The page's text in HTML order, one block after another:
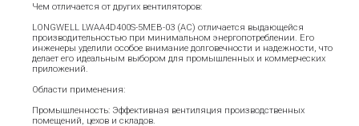
Чем отличается от других вентиляторов:
LONGWELL LWAA4D400S-5MEB-03 (AC) отличается выдающейся
производительностью при минимальном энергопотреблении. Его
инженеры уделили особое внимание долговечности и надежности, что
делает его идеальным выбором для промышленных и коммерческих
приложений.
Области применения:
Промышленность: Эффективная вентиляция производственных
помещений, цехов и складов.